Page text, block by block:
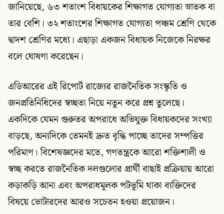
জানিয়েছে, ৬৩ শতাংশ বিধায়কের শিক্ষাগত যোগ্যতা স্নাতক বা
তার বেশি। ৩২ শতাংশের শিক্ষাগত যোগ্যতা পঞ্চম শ্রেণি থেকে
দ্বাদশ শ্রেণির মধ্যে। এছাড়া একজন বিধায়ক নিজেকে নিরক্ষর
বলে ঘোষণা করেছেন।
এডিআরের এই রিপোর্ট রাজ্যের রাজনৈতিক সংস্কৃতি ও
জনপ্রতিনিধিদের স্বচ্ছতা নিয়ে নতুন করে প্রশ্ন তুলেছে।
একদিকে যেমন গুরুতর অপরাধে অভিযুক্ত বিধায়কদের সংখ্যা
বাড়ছে, অন্যদিকে তেমনই দ্রুত বৃদ্ধি পাচ্ছে তাদের সম্পত্তির
পরিমাণ। বিশেষজ্ঞদের মতে, গণতন্ত্রকে আরো শক্তিশালী ও
স্বচ্ছ করতে রাজনৈতিক দলগুলোর প্রার্থী বাছাই প্রক্রিয়ায় আরো
কড়াকড়ি আনা এবং অপরাধমূলক পটভূমি থাকা ব্যক্তিদের
বিষয়ে ভোটারদের আরও সচেতন হওয়া প্রয়োজন।